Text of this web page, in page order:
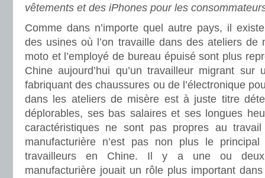
vêtements et des iPhones pour les
Comme dans n’importe quel autre pays, il
des usines où l’on travaille dans des ateliers de
moto et l’employé de bureau épuisé sont plus
Chine aujourd’hui qu’un travailleur migrant sur
fabriquant des chaussures ou de l’électronique
dans les ateliers de misère est à juste titre
déplorables, ses bas salaires et ses longues
caractéristiques ne sont pas propres au
manufacturière n’est pas non plus le
travailleurs en Chine. Il y a une ou deux
manufacturière jouait un rôle plus important